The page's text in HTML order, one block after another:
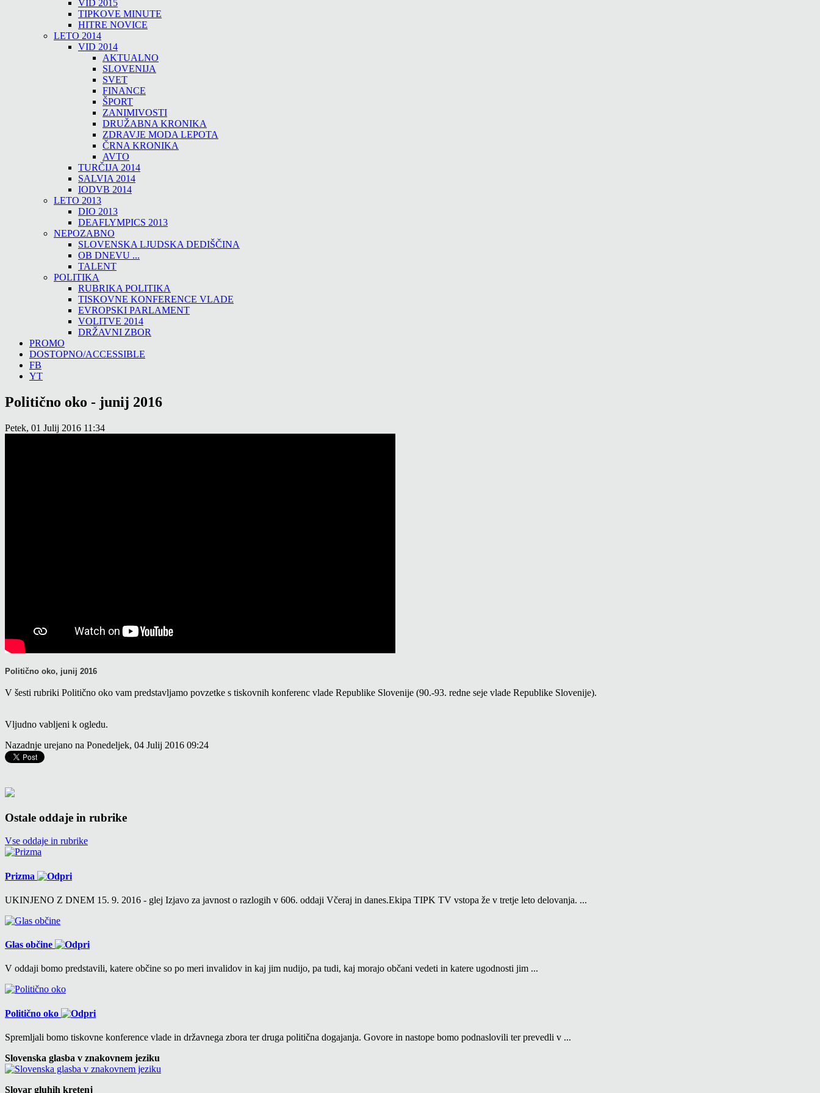
VID 2015
TIPKOVE MINUTE
HITRE NOVICE
LETO 2014
VID 2014
AKTUALNO
SLOVENIJA
SVET
FINANCE
ŠPORT
ZANIMIVOSTI
DRUŽABNA KRONIKA
ZDRAVJE MODA LEPOTA
ČRNA KRONIKA
AVTO
TURČIJA 2014
SALVIA 2014
IODVB 2014
LETO 2013
DIO 2013
DEAFLYMPICS 2013
NEPOZABNO
SLOVENSKA LJUDSKA DEDIŠČINA
OB DNEVU ...
TALENT
POLITIKA
RUBRIKA POLITIKA
TISKOVNE KONFERENCE VLADE
EVROPSKI PARLAMENT
VOLITVE 2014
DRŽAVNI ZBOR
PROMO
DOSTOPNO/ACCESSIBLE
FB
YT
Politično oko - junij 2016
Petek, 01 Julij 2016 11:34
Politično oko, junij 2016
V šesti rubriki Politično oko vam predstavljamo povzetke s tiskovnih konferenc vlade Republike Slovenije (90.-93. redne seje vlade Republike Slovenije).
Vljudno vabljeni k ogledu.
Nazadnje urejano na Ponedeljek, 04 Julij 2016 09:24
Ostale oddaje in rubrike
Vse oddaje in rubrike
Prizma
UKINJENO Z DNEM 15. 9. 2016 - glej Izjavo za javnost o razlogih v 606. oddaji Včeraj in danes.Ekipa TIPK TV vstopa že v tretje leto delovanja. ...
Glas občine
V oddaji bomo predstavili, katere občine so po meri invalidov in kaj jim nudijo, pa tudi, kaj morajo občani vedeti in katere ugodnosti jim ...
Politično oko
Spremljali bomo tiskovne konference vlade in državnega zbora ter druga politična dogajanja. Govore in nastope bomo podnaslovili ter prevedli v ...
Slovenska glasba v znakovnem jeziku
Slovar gluhih kretenj